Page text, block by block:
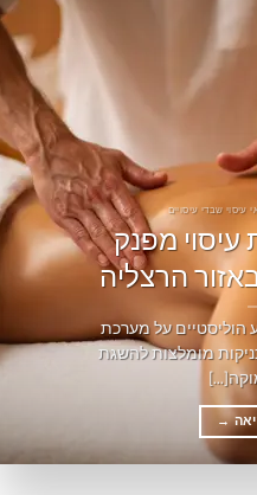
עיסוי שבדי עיסויים
עיסוי מפנק
הרצליה
הוליסטיים על מערכת
מומלצות להשגת
→